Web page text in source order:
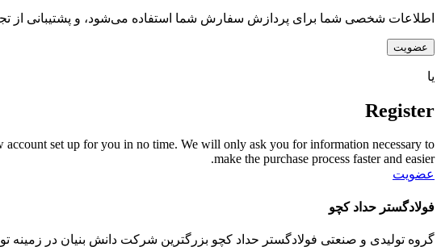
اطلاعات شخصی شما برای پردازش سفارش شما استفاده می‌شود، و پشتیبانی از
عضویت
یا
Register
set up for you in no time. We will only ask you for information necessary to
make the purchase process faster and easier.
عضویت
فولادگستر حداد کچو
گروه تولیدی و صنعتی فولادگستر حداد کچو بزرگترین شرکت دانش بنیان در زمینه تولید لوله و پروفیل فولادی